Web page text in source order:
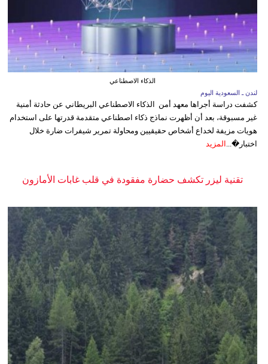
الذكاء الاصطناعي
لندن ـ السعودية اليوم
كشفت دراسة أجراها معهد أمن الذكاء الاصطناعي البريطاني عن حادثة أمنية
غير مسبوقة، بعد أن أظهرت نماذج ذكاء اصطناعي متقدمة قدرتها على استخدام
هويات مزيفة لخداع أشخاص حقيقيين ومحاولة تمرير شيفرات ضارة خلال
اختبار�... المزيد
تقنية ليزر تكشف حضارة مفقودة في قلب غابات الأمازون